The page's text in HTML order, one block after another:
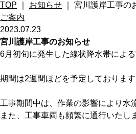
TOP
お知らせ ｜ 宮川護岸工事の
ご案内
2023.07.23
宮川護岸工事のお知らせ
6月初旬に発生した線状降水帯によ
期間は2週間ほどを予定しております
工事期間中は、作業の影響により水
また、工事車両も頻繁に通行いたし